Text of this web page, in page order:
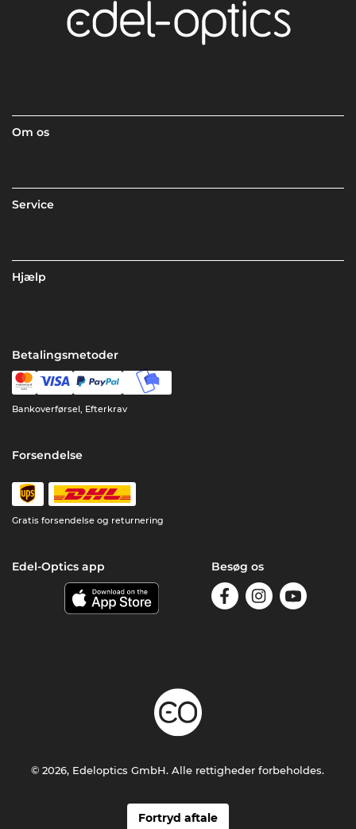
Om os
Service
Hjælp
Betalingsmetoder
Bankoverførsel, Efterkrav
Forsendelse
Gratis forsendelse og returnering
Edel-Optics app Besøg os
Fortryd aftale
© 2026, Edeloptics GmbH. Alle rettigheder forbeholdes.